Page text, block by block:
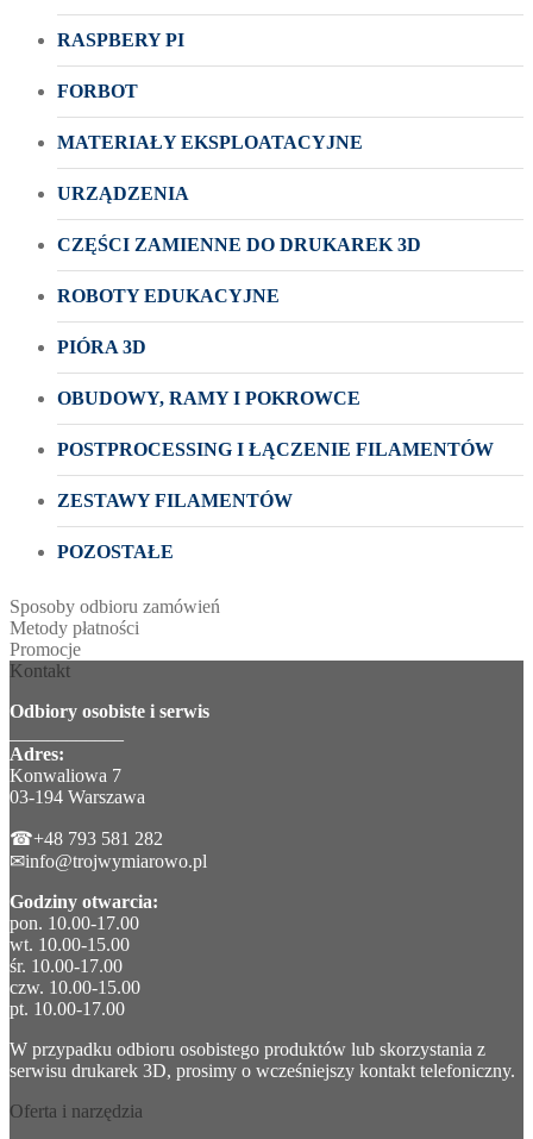
RASPBERY PI
FORBOT
MATERIAŁY EKSPLOATACYJNE
URZĄDZENIA
CZĘŚCI ZAMIENNE DO DRUKAREK 3D
ROBOTY EDUKACYJNE
PIÓRA 3D
OBUDOWY, RAMY I POKROWCE
POSTPROCESSING I ŁĄCZENIE FILAMENTÓW
ZESTAWY FILAMENTÓW
POZOSTAŁE
Sposoby odbioru zamówień
Metody płatności
Promocje
Kontakt
Odbiory osobiste i serwis
Adres:
Konwaliowa 7
03-194 Warszawa
☎+48 793 581 282
✉info@trojwymiarowo.pl
Godziny otwarcia:
pon. 10.00-17.00
wt. 10.00-15.00
śr. 10.00-17.00
czw. 10.00-15.00
pt. 10.00-17.00
W przypadku odbioru osobistego produktów lub skorzystania z
serwisu drukarek 3D, prosimy o wcześniejszy kontakt telefoniczny.
Oferta i narzędzia